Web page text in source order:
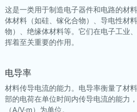
这是一类用于制造电子器件和电路的材
体材料（如硅、镓化合物）、导电性材
物）、绝缘体材料等。它们在电子工业
挥着至关重要的作用。
电导率
材料传导电流的能力。电导率衡量了材
部的电荷在单位时间内传导电流的能力
（A/V·m）为单位。